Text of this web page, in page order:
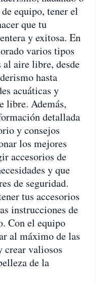
equipo, tener el
que tu
y exitosa. En
varios tipos
al aire libre, desde
hasta
acuáticas y
libre. Además,
detallada
y consejos
los mejores
accesorios de
y que
de seguridad.
tus accesorios
instrucciones de
Con el equipo
al máximo de las
crear valiosos
de la